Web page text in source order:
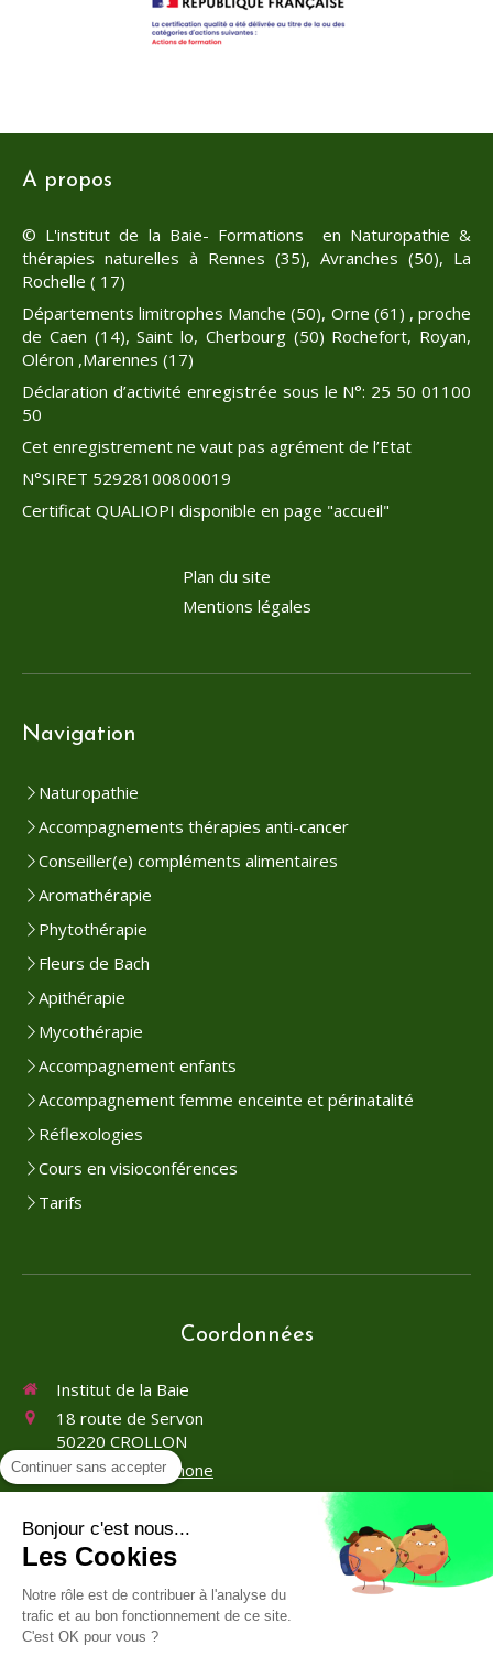
A propos
© L'institut de la Baie- Formations en Naturopathie &
thérapies naturelles à Rennes (35), Avranches (50), La
Rochelle ( 17)
Départements limitrophes Manche (50), Orne (61) , proche
de Caen (14), Saint lo, Cherbourg (50) Rochefort, Royan,
Oléron ,Marennes (17)
Déclaration d’activité enregistrée sous le N°: 25 50 01100
50
Cet enregistrement ne vaut pas agrément de l’Etat
N°SIRET 52928100800019
Certificat QUALIOPI disponible en page "accueil"
Plan du site
Mentions légales
Navigation
Naturopathie
Accompagnements thérapies anti-cancer
Conseiller(e) compléments alimentaires
Aromathérapie
Phytothérapie
Fleurs de Bach
Apithérapie
Mycothérapie
Accompagnement enfants
Accompagnement femme enceinte et périnatalité
Réflexologies
Cours en visioconférences
Tarifs
Coordonnées
Institut de la Baie
18 route de Servon
50220 CROLLON
Afficher le téléphone
Continuer sans accepter
Bonjour c'est nous...
Les Cookies
Notre rôle est de contribuer à l'analyse du
trafic et au bon fonctionnement de ce site.
C'est OK pour vous ?